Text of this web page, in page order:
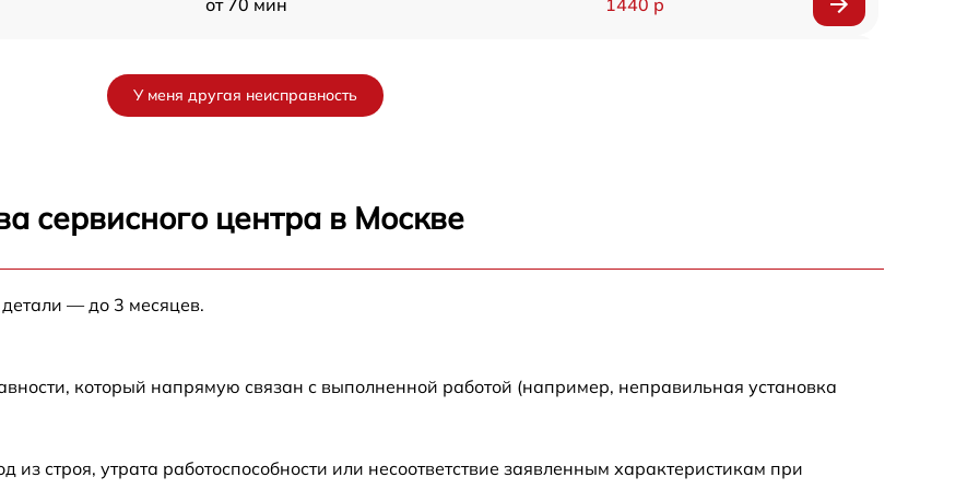
от 70 мин 1440 р
У меня другая неисправность
сервисного центра в Москве
— до 3 месяцев.
который напрямую связан с выполненной работой (например, неправильная установка
строя, утрата работоспособности или несоответствие заявленным характеристикам при